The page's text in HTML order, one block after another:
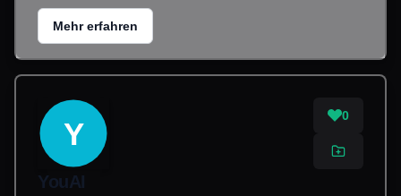
Mehr erfahren
Y
0
YouAI